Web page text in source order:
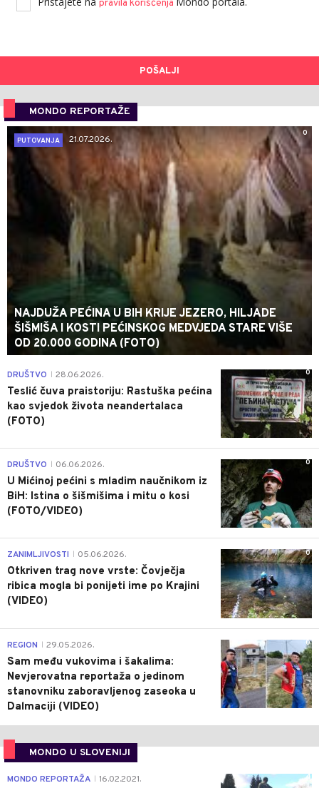
pravila korišćenja
POŠALJI
MONDO REPORTAŽE
0
PUTOVANJA
21.07.2026.
NAJDUŽA PEĆINA U BIH KRIJE JEZERO, HILJADE
ŠIŠMIŠA I KOSTI PEĆINSKOG MEDVJEDA STARE VIŠE
OD 20.000 GODINA (FOTO)
0
DRUŠTVO 28.06.2026.
Teslić čuva praistoriju: Rastuška pećina
kao svjedok života neandertalaca
(FOTO)
0
DRUŠTVO 06.06.2026.
U Mićinoj pećini s mladim naučnikom iz
BiH: Istina o šišmišima i mitu o kosi
(FOTO/VIDEO)
0
ZANIMLJIVOSTI 05.06.2026.
Otkriven trag nove vrste: Čovječja
ribica mogla bi ponijeti ime po Krajini
(VIDEO)
0
REGION 29.05.2026.
Sam među vukovima i šakalima:
Nevjerovatna reportaža o jedinom
stanovniku zaboravljenog zaseoka u
Dalmaciji (VIDEO)
MONDO U SLOVENIJI
4
MONDO REPORTAŽA 16.02.2021.